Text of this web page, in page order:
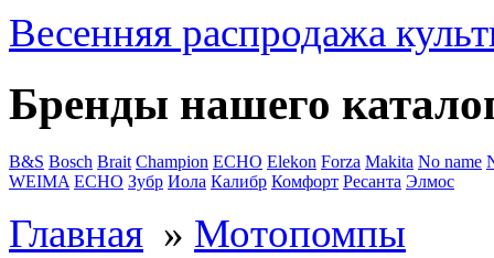
Весенняя распродажа
Бренды нашего
B&S Bosch Brait Champion ECHO Elekon Forza Makita No name
WEIMA ЕСНО Зубр Иола Калибр Комфорт Ресанта Элмос
Главная » Мотопомпы